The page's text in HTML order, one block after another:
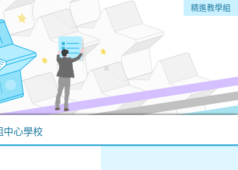
精進教學組
中心學校